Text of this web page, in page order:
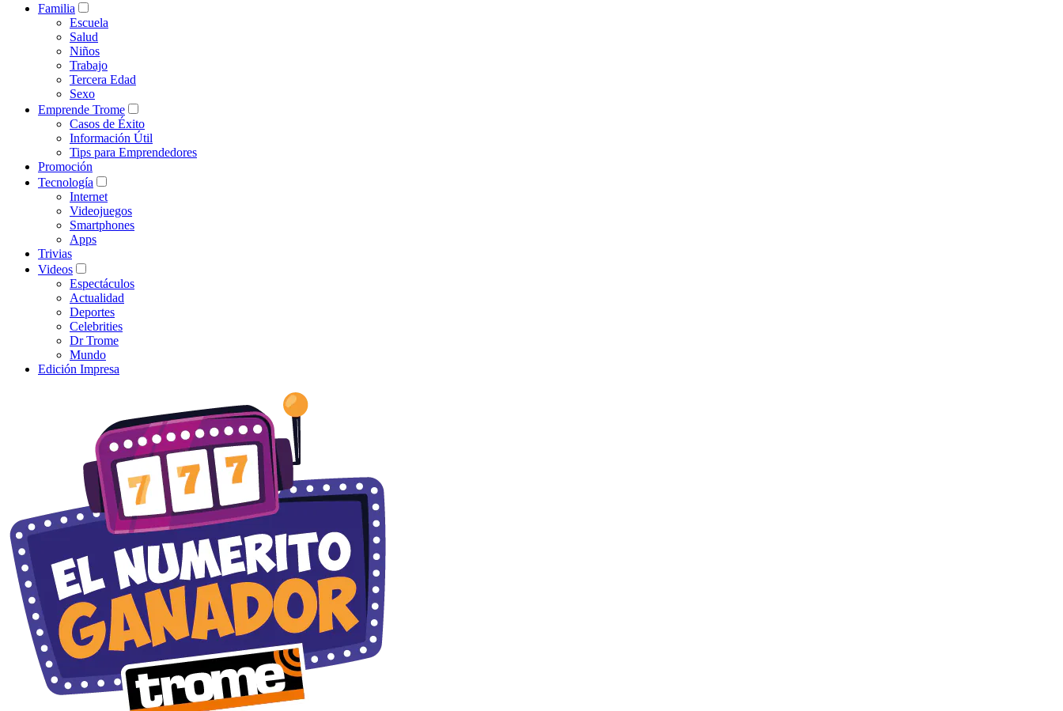
Familia
Escuela
Salud
Niños
Trabajo
Tercera Edad
Sexo
Emprende Trome
Casos de Éxito
Información Útil
Tips para Emprendedores
Promoción
Tecnología
Internet
Videojuegos
Smartphones
Apps
Trivias
Videos
Espectáculos
Actualidad
Deportes
Celebrities
Dr Trome
Mundo
Edición Impresa